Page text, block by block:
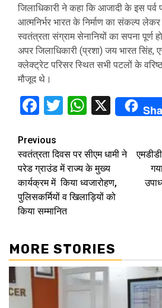
जिलाधिकारी ने कहा कि आजादी के इस
आत्मनिर्भर भारत के निर्माण का संकल्प
स्वतंत्रता संग्राम सेनानियों का सपना
अपर जिलाधिकारी (प्रशा) जय भारत सिंह,
क्लेक्ट्रेट परिसर स्थित सभी पटलों के वरिष्ठ
मौजूद थे।
Facebook
TwitterX
Continue
Reading
Previous
स्वतंत्रता दिवस पर सीएम धामी ने
परेड ग्राउंड में राज्य के मुख्य
कार्यक्रम में किया ध्वजारोहण,
पुलिसकर्मियों व खिलाड़ियों को
किया सम्मानित
MORE STORIES